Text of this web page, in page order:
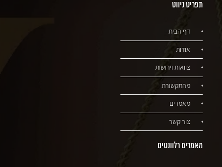
תפריט ניווט
דף הבית
אודות
צוואות וירושות
מהתקשורת
מאמרים
צור קשר
מאמרים רלוונטים